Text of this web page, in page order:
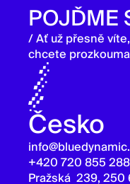
POJĎME
/ Ať už přesně
chcete
Česko
+420 720 855 288
Pražská 239, 250